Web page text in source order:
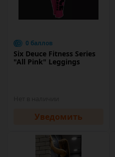
0 баллов
Six Deuce Fitness Series
"All Pink" Leggings
Уведомить